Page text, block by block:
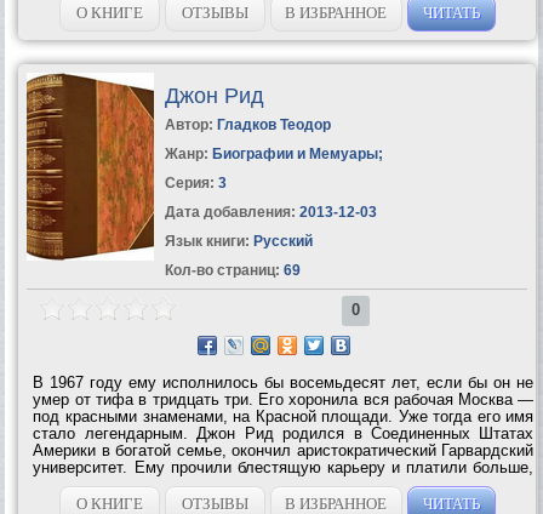
моральную поддержку,...
О КНИГЕ ОТЗЫВЫ В ИЗБРАННОЕ ЧИТАТЬ
Джон Рид
Автор: Гладков Теодор
Жанр: Биографии и Мемуары;
Серия: 3
Дата добавления: 2013-12-03
Язык книги: Русский
Кол-во страниц: 69
0
В 1967 году ему исполнилось бы восемьдесят лет, если бы он не
умер от тифа в тридцать три. Его хоронила вся рабочая Москва —
под красными знаменами, на Красной площади. Уже тогда его имя
стало легендарным. Джон Рид родился в Соединенных Штатах
Америки в богатой семье, окончил аристократический Гарвардский
университет. Ему прочили блестящую карьеру и платили больше,
чем какому-либо другому журналисту в стране. Он отказался от
этой...О КНИГЕ ОТЗЫВЫ В ИЗБРАННОЕ ЧИТАТЬ